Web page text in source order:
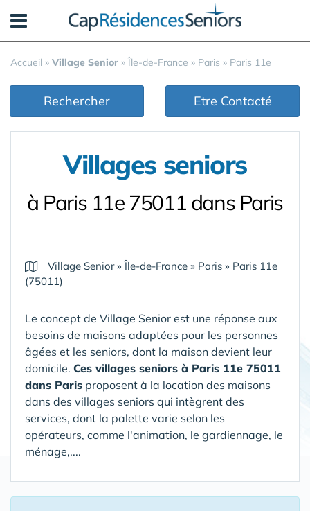
Accueil » Village Senior » Île-de-France » Paris » Paris 11e
Rechercher Etre Contacté
Villages seniors
à Paris 11e 75011 dans Paris
Village Senior»Île-de-France » Paris » Paris 11e
(75011)
Le concept de Village Senior est une réponse aux
besoins de maisons adaptées pour les personnes
âgées et les seniors, dont la maison devient leur
domicile. Ces villages seniors à Paris 11e 75011
dans Paris proposent à la location des maisons
dans des villages seniors qui intègrent des
services, dont la palette varie selon les
opérateurs, comme l'animation, le gardiennage, le
ménage,....